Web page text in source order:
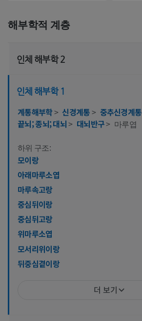
해부학적 계층
인체 해부학 2
인체 해부학 1
계통해부학> 신경계통> 중추신경계통
끝뇌; 종뇌; 대뇌> 대뇌반구> 마루엽
하위 구조:
모이랑
아래마루소엽
마루속고랑
중심뒤이랑
중심뒤고랑
위마루소엽
모서리위이랑
뒤중심곁이랑
더 보기